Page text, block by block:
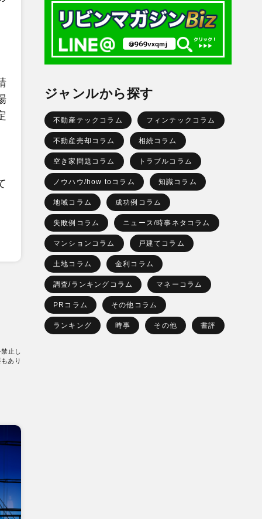
止し
あり
ジャンルから探す
不動産テックコラム フィンテックコラム
不動産売却コラム 相続コラム
空き家問題コラム トラブルコラム
ノウハウ/how toコラム 知識コラム
地域コラム 成功例コラム
失敗例コラム ニュース/時事ネタコラム
マンションコラム 戸建てコラム
土地コラム 金利コラム
調査/ランキングコラム マネーコラム
PRコラム その他コラム
ランキング 時事 その他 書評